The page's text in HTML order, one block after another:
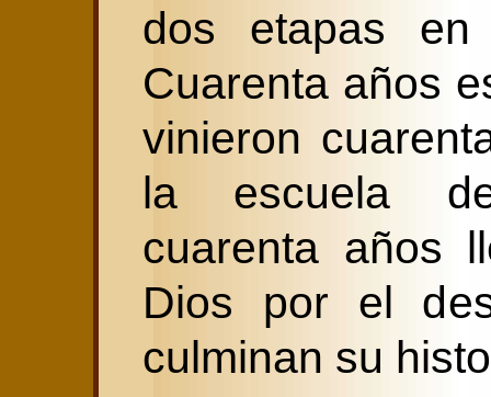
dos etapas
Cuarenta años
vinieron
la escuela
cuarenta años
Dios por el
culminan su